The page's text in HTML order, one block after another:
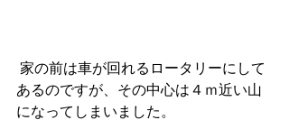
あるのですが、その中心は４ｍ近い山
になってしまいました。